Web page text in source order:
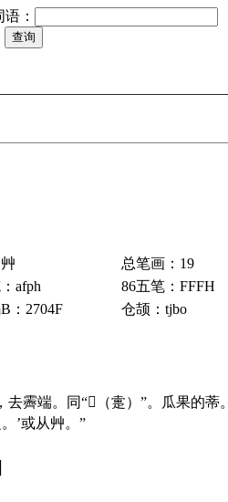
：
总笔画：19
afph
86五笔：FFFH
：2704F
仓颉：tjbo
霽端。同“𤴡（疐）”。瓜果的蒂
。’或从艸。”